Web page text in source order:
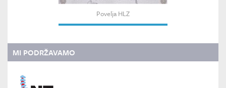
Povelja HLZ
MI PODRŽAVAMO